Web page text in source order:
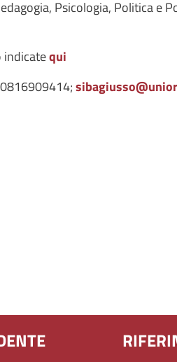
Psicologia, Politica e
indicatequi